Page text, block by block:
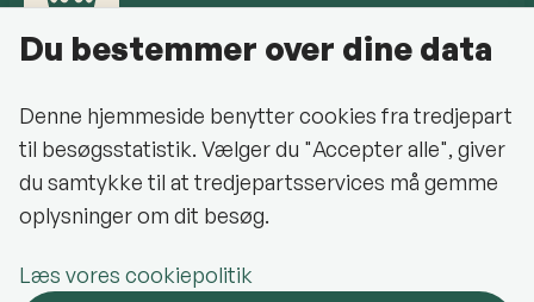
Cookiepolitik
Oplev Halsnæs på Facebook
Du bestemmer over dine data
Denne hjemmeside benytter cookies fra tredjepart
til besøgsstatistik. Vælger du "Accepter alle", giver
du samtykke til at tredjepartsservices må gemme
oplysninger om dit besøg.
Læs vores cookiepolitik